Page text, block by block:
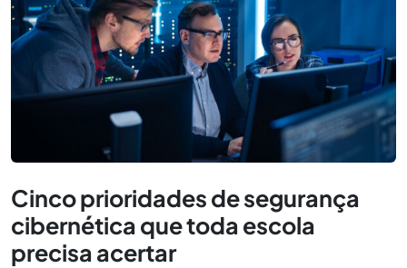
Cinco prioridades de segurança
cibernética que toda escola
precisa acertar